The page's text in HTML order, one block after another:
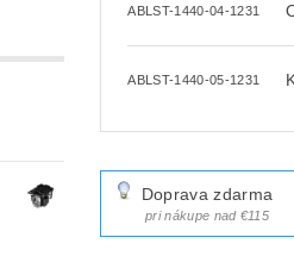
ABLST-1440-04-1231
ABLST-1440-05-1231
Doprava zdarma
pri nákupe nad €115